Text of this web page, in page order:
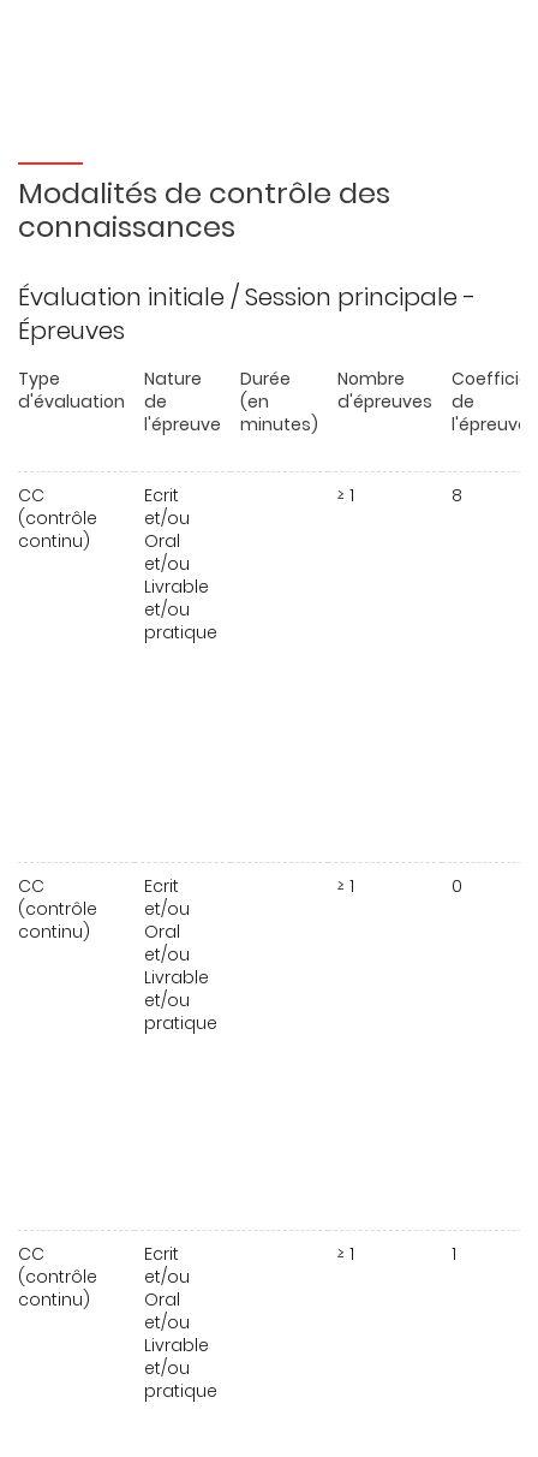
Modalités de contrôle des
connaissances
Évaluation initiale / Session principale -
Épreuves
Type
d'évaluation
Nature
de
l'épreuve
Durée
(en
minutes)
Nombre
d'épreuves
de
l'épreuve
CC
(contrôle
continu)
Ecrit
et/ou
Oral
et/ou
Livrable
et/ou
pratique
≥ 1 8
CC
(contrôle
continu)
Ecrit
et/ou
Oral
et/ou
Livrable
et/ou
pratique
≥ 1 0
CC
(contrôle
continu)
Ecrit
et/ou
Oral
et/ou
Livrable
et/ou
pratique
≥ 1 1